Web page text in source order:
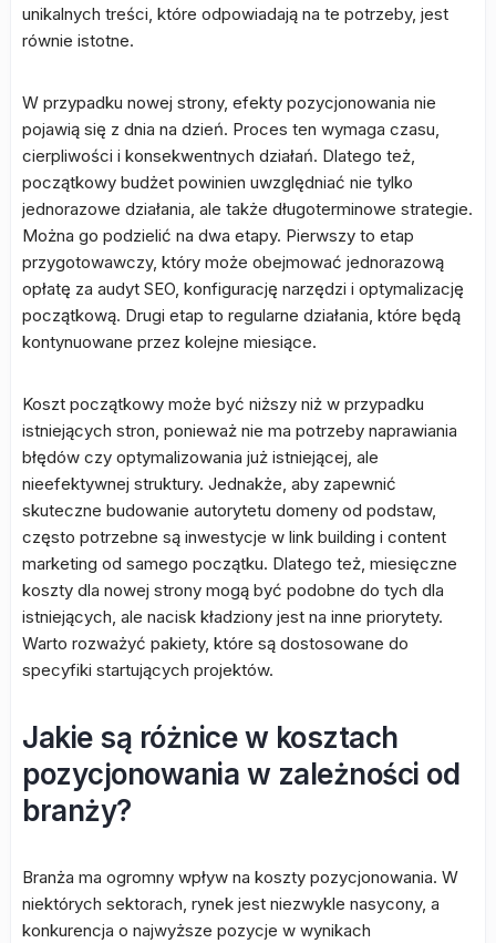
unikalnych treści, które odpowiadają na te potrzeby, jest
równie istotne.
W przypadku nowej strony, efekty pozycjonowania nie
pojawią się z dnia na dzień. Proces ten wymaga czasu,
cierpliwości i konsekwentnych działań. Dlatego też,
początkowy budżet powinien uwzględniać nie tylko
jednorazowe działania, ale także długoterminowe strategie.
Można go podzielić na dwa etapy. Pierwszy to etap
przygotowawczy, który może obejmować jednorazową
opłatę za audyt SEO, konfigurację narzędzi i optymalizację
początkową. Drugi etap to regularne działania, które będą
kontynuowane przez kolejne miesiące.
Koszt początkowy może być niższy niż w przypadku
istniejących stron, ponieważ nie ma potrzeby naprawiania
błędów czy optymalizowania już istniejącej, ale
nieefektywnej struktury. Jednakże, aby zapewnić
skuteczne budowanie autorytetu domeny od podstaw,
często potrzebne są inwestycje w link building i content
marketing od samego początku. Dlatego też, miesięczne
koszty dla nowej strony mogą być podobne do tych dla
istniejących, ale nacisk kładziony jest na inne priorytety.
Warto rozważyć pakiety, które są dostosowane do
specyfiki startujących projektów.
Jakie są różnice w kosztach
pozycjonowania w zależności od
branży?
Branża ma ogromny wpływ na koszty pozycjonowania. W
niektórych sektorach, rynek jest niezwykle nasycony, a
konkurencja o najwyższe pozycje w wynikach